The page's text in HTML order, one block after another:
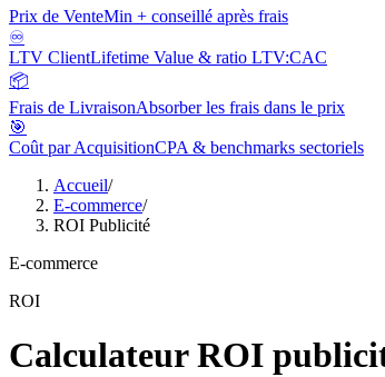
Prix de VenteMin + conseillé après frais
♾️
LTV ClientLifetime Value & ratio LTV:CAC
📦
Frais de LivraisonAbsorber les frais dans le prix
🎯
Coût par AcquisitionCPA & benchmarks sectoriels
Accueil/
E-commerce/
ROI Publicité
E-commerce
ROI
Calculateur ROI